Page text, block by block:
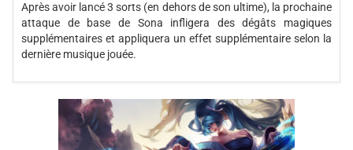
Après avoir lancé 3 sorts (en dehors de son ultime), la prochaine
attaque de base de Sona infligera des dégâts magiques
supplémentaires et appliquera un effet supplémentaire selon la
dernière musique jouée.